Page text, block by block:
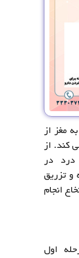
مغز از
کند. از
در
و تزریق
انجام
اول